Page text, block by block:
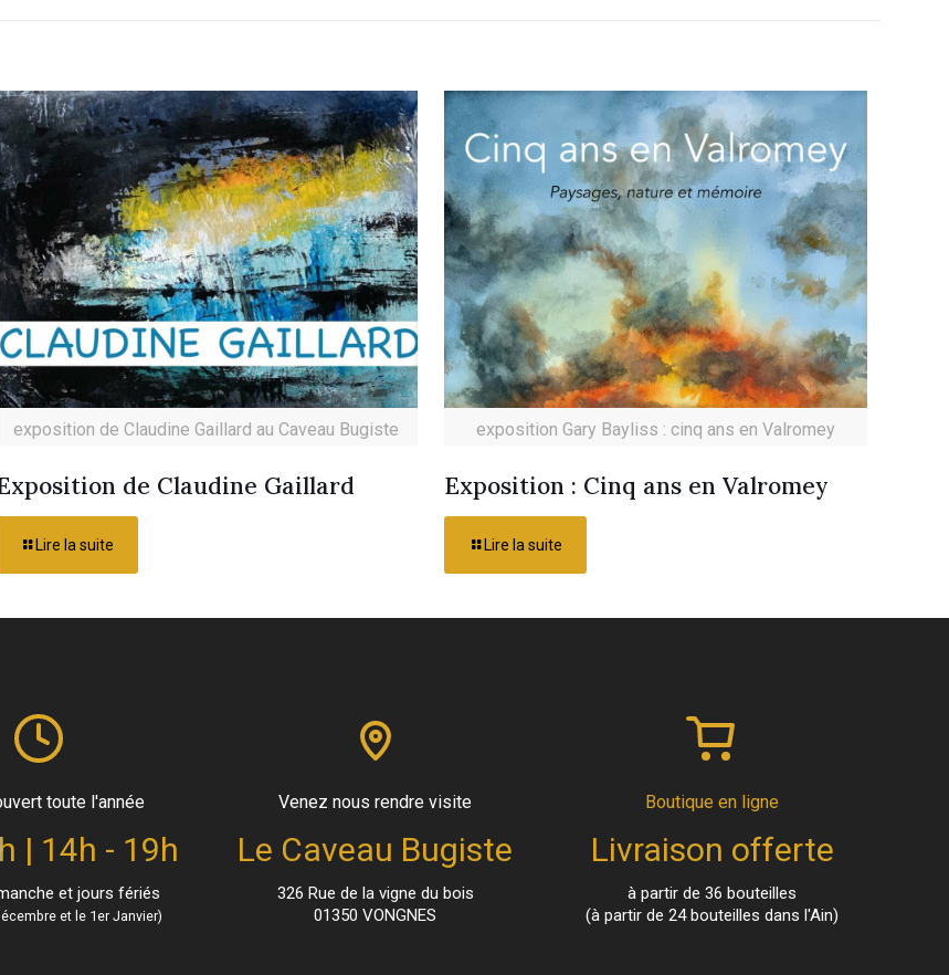
exposition de Claudine Gaillard au Caveau Bugiste
de Claudine Gaillard
Lire la suite
exposition Gary Bayliss : cinq ans en Valromey
Exposition : Cinq ans en Valromey
Lire la suite
toute l'année
| 14h - 19h
et jours fériés
et le 1er Janvier)
Venez nous rendre visite
Le Caveau Bugiste
326 Rue de la vigne du bois
01350 VONGNES
Boutique en ligne
Livraison offerte
à partir de 36 bouteilles
(à partir de 24 bouteilles dans l'Ain)